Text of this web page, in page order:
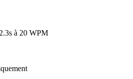
à 20 WPM